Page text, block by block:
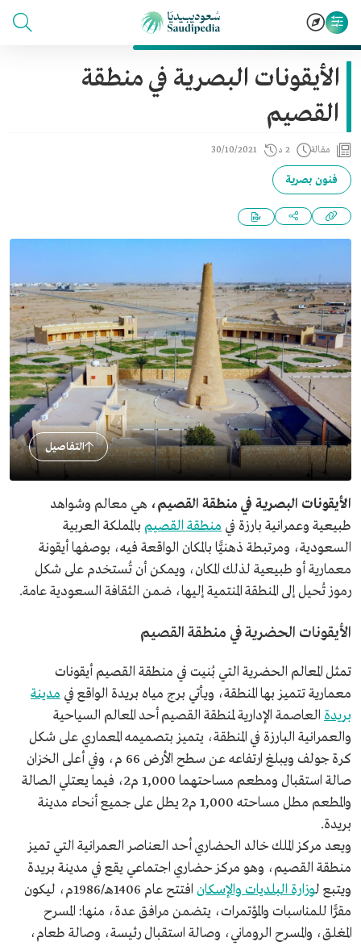
الأيقونات البصرية في منطقة
القصيم
مقالة 2 د 30/10/2021
فنون بصرية
التفاصيل
الأيقونات البصرية في منطقة القصيم، هي معالم وشواهد
طبيعية وعمرانية بارزة في منطقة القصيم بالمملكة العربية
السعودية، ومرتبطة ذهنيًّا بالمكان الواقعة فيه، بوصفها أيقونة
معمارية أو طبيعية لذلك المكان، ويمكن أن تُستخدم على شكل
رموز تُحيل إلى المنطقة المنتمية إليها، ضمن الثقافة السعودية عامة.
الأيقونات الحضرية في منطقة القصيم
تمثل المعالم الحضرية التي بُنيت في منطقة القصيم أيقونات
معمارية تتميز بها المنطقة، ويأتي برج مياه بريدة الواقع في مدينة
بريدة العاصمة الإدارية لمنطقة القصيم أحد المعالم السياحية
والعمرانية البارزة في المنطقة، يتميز بتصميمه المعماري على شكل
كرة جولف ويبلغ ارتفاعه عن سطح الأرض 66 م، وفي أعلى الخزان
صالة استقبال ومطعم مساحتهما 1,000 م2، فيما يعتلي الصالة
والمطعم مطل مساحته 1,000 م2 يطل على جميع أنحاء مدينة
بريدة.
ويعد مركز الملك خالد الحضاري أحد العناصر العمرانية التي تميز
منطقة القصيم، وهو مركز حضاري اجتماعي يقع في مدينة بريدة
ويتبع لوزارة البلديات والإسكان
افتتح عام 1406هـ/1986م، ليكون
مقرًّا للمناسبات والمؤتمرات، يتضمن مرافق عدة، منها: المسرح
المغلق، والمسرح الروماني، وصالة استقبال رئيسة، وصالة طعام،